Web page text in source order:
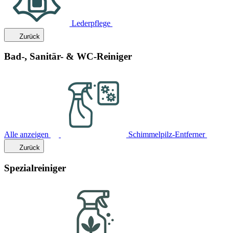
Lederpflege
Zurück
Bad-, Sanitär- & WC-Reiniger
Alle anzeigen Schimmelpilz-Entferner
Zurück
Spezialreiniger